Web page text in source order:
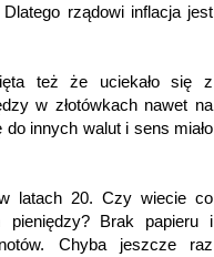
rządowi inflacja jest
też że uciekało się z
w złotówkach nawet na
do innych walut i sens miało
latach 20. Czy wiecie co
pieniędzy? Brak papieru i
Chyba jeszcze raz